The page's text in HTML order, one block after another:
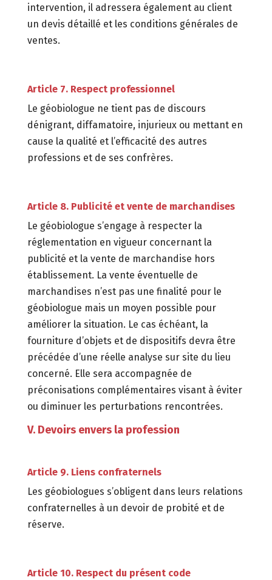
intervention, il adressera également au client
un devis détaillé et les conditions générales de
ventes.
Article 7. Respect professionnel
Le géobiologue ne tient pas de discours
dénigrant, diffamatoire, injurieux ou mettant en
cause la qualité et l’efficacité des autres
professions et de ses confrères.
Article 8. Publicité et vente de marchandises
Le géobiologue s’engage à respecter la
réglementation en vigueur concernant la
publicité et la vente de marchandise hors
établissement. La vente éventuelle de
marchandises n’est pas une finalité pour le
géobiologue mais un moyen possible pour
améliorer la situation. Le cas échéant, la
fourniture d’objets et de dispositifs devra être
précédée d’une réelle analyse sur site du lieu
concerné. Elle sera accompagnée de
préconisations complémentaires visant à éviter
ou diminuer les perturbations rencontrées.
V. Devoirs envers la profession
Article 9. Liens confraternels
Les géobiologues s’obligent dans leurs relations
confraternelles à un devoir de probité et de
réserve.
Article 10. Respect du présent code